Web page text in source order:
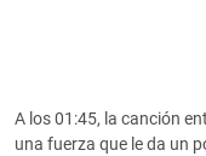
A los 01:45, la canción
una fuerza que le da un